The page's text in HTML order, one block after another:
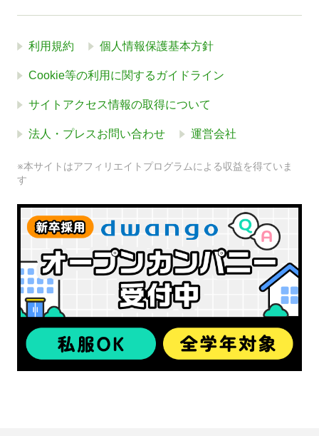
利用規約 個人情報保護基本方針
Cookie等の利用に関するガイドライン
サイトアクセス情報の取得について
法人・プレスお問い合わせ 運営会社
※本サイトはアフィリエイトプログラムによる収益を得ていま
す